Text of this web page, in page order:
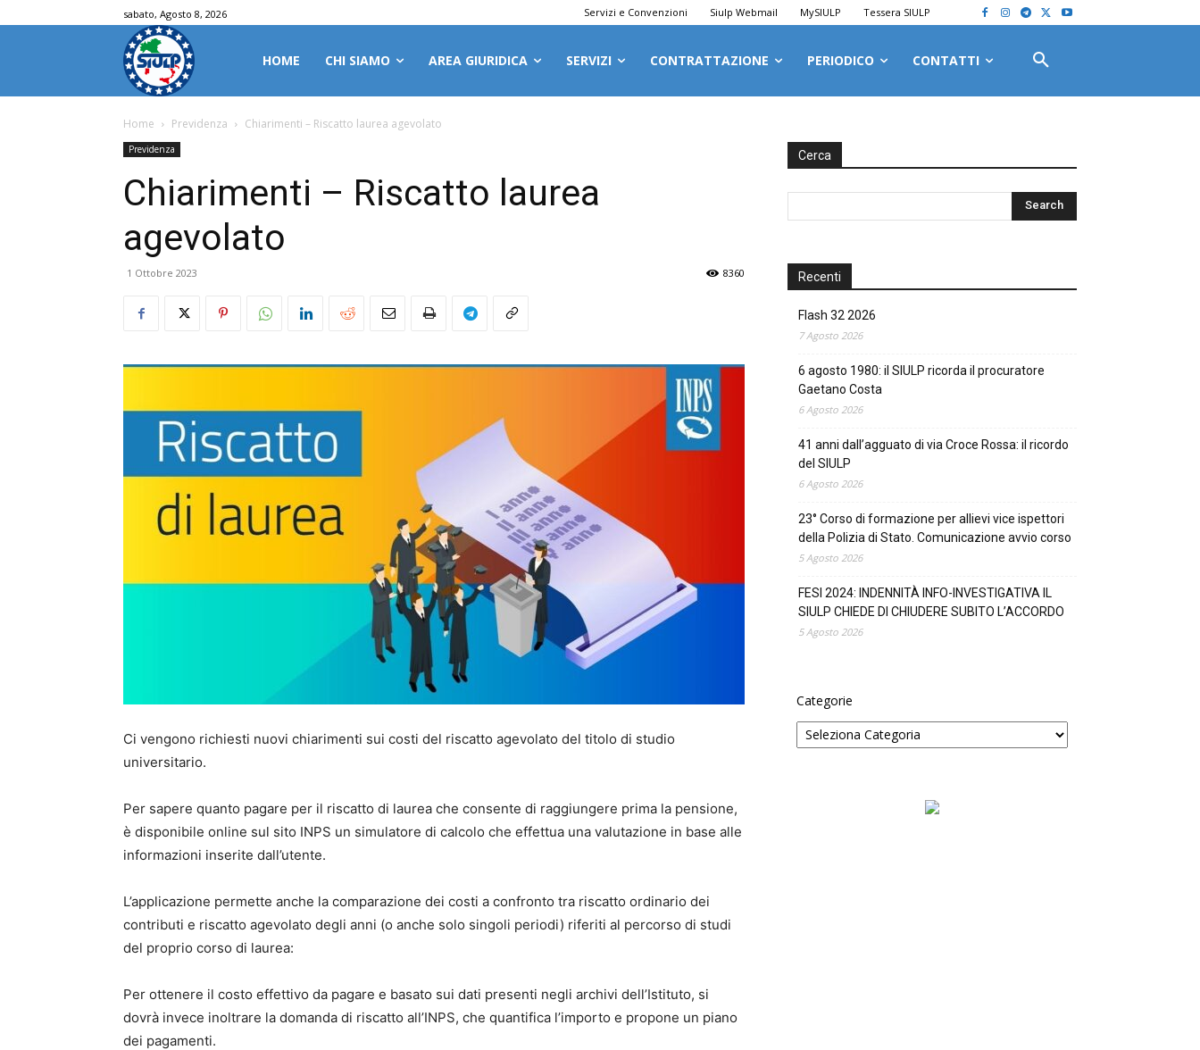
sabato, Agosto 8, 2026 Servizi e Convenzioni Siulp Webmail MySIULP Tessera SIULP
HOME CHI SIAMO AREA GIURIDICA SERVIZI CONTRATTAZIONE PERIODICO CONTATTI
Home Previdenza Chiarimenti – Riscatto laurea agevolato
Previdenza
Chiarimenti – Riscatto laurea
agevolato
1 Ottobre 2023 8360
Ci vengono richiesti nuovi chiarimenti sui costi del riscatto agevolato del titolo di studio
universitario.
Per sapere quanto pagare per il riscatto di laurea che consente di raggiungere prima la pensione,
è disponibile online sul sito INPS un simulatore di calcolo che effettua una valutazione in base alle
informazioni inserite dall’utente.
L’applicazione permette anche la comparazione dei costi a confronto tra riscatto ordinario dei
contributi e riscatto agevolato degli anni (o anche solo singoli periodi) riferiti al percorso di studi
del proprio corso di laurea:
Per ottenere il costo effettivo da pagare e basato sui dati presenti negli archivi dell’Istituto, si
dovrà invece inoltrare la domanda di riscatto all’INPS, che quantifica l’importo e propone un piano
dei pagamenti.
Cerca
Recenti
Flash 32 2026
7 Agosto 2026
6 agosto 1980: il SIULP ricorda il procuratore
Gaetano Costa
6 Agosto 2026
41 anni dall’agguato di via Croce Rossa: il ricordo
del SIULP
6 Agosto 2026
23° Corso di formazione per allievi vice ispettori
della Polizia di Stato. Comunicazione avvio corso
5 Agosto 2026
FESI 2024: INDENNITÀ INFO-INVESTIGATIVA IL
SIULP CHIEDE DI CHIUDERE SUBITO L’ACCORDO
5 Agosto 2026
Categorie